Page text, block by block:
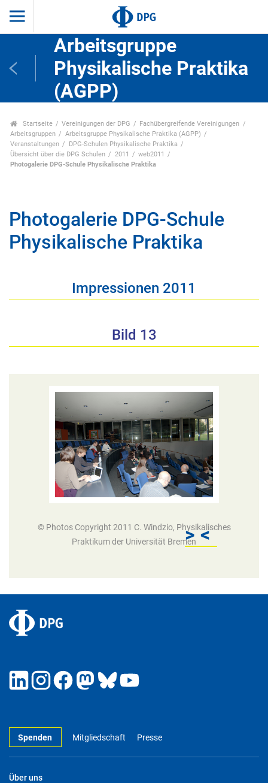
Arbeitsgruppe
Physikalische Praktika
(AGPP)
Startseite Vereinigungen der DPG
Fachübergreifende Vereinigungen
Arbeitsgruppen
Arbeitsgruppe Physikalische Praktika (AGPP)
Veranstaltungen
DPG-Schulen Physikalische Praktika
Übersicht über die DPG Schulen
2011
web2011
Photogalerie DPG-Schule Physikalische Praktika
Photogalerie DPG-Schule
Physikalische Praktika
Impressionen 2011
Bild 13
<
>
© Photos Copyright 2011 C. Windzio, Physikalisches
Praktikum der Universität Bremen
Spenden Mitgliedschaft Presse
Über uns